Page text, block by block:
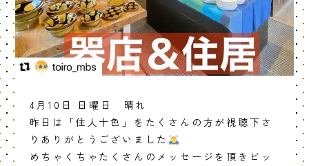
4月10日 日曜日 晴れ
昨日は「住人十色」をたくさんの方が視聴下さ
りありがとうございました
めちゃくちゃたくさんのメッセージを頂きビッ